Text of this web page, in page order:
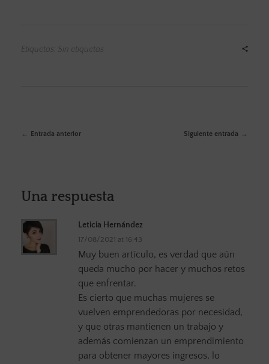
Etiquetas: Sin etiquetas
Entrada anterior Siguiente entrada
Una respuesta
Leticia Hernández
17/08/2021 at 16:43
Muy buen artículo, es verdad que aún
queda mucho por hacer y muchos retos
que enfrentar.
Es cierto que muchas mujeres se
vuelven emprendedoras por necesidad,
y que otras mantienen un trabajo y
además comienzan un emprendimiento
para obtener mayores ingresos, lo